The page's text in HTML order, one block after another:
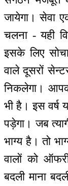
जायेगा। सेवा
चलना - यही
इसके लिए
वाले दूसरों
निकलेगा।
भी है। इस वर्ष
पड़ेगा। जब
भाग्य है। तो
वालों को
बदली माना